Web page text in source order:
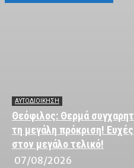
ΑΥΤΟΔΙΟΙΚΗΣΗ
Θεόφιλος: Θερμά
τη μεγάλη πρόκριση!
στον μεγάλο τελικό!
07/08/2026